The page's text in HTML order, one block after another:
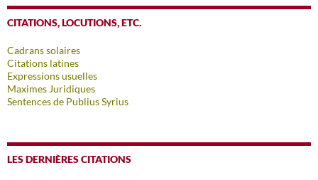
CITATIONS, LOCUTIONS, ETC.
Cadrans solaires
Citations latines
Expressions usuelles
Maximes Juridiques
Sentences de Publius Syrius
LES DERNIÈRES CITATIONS